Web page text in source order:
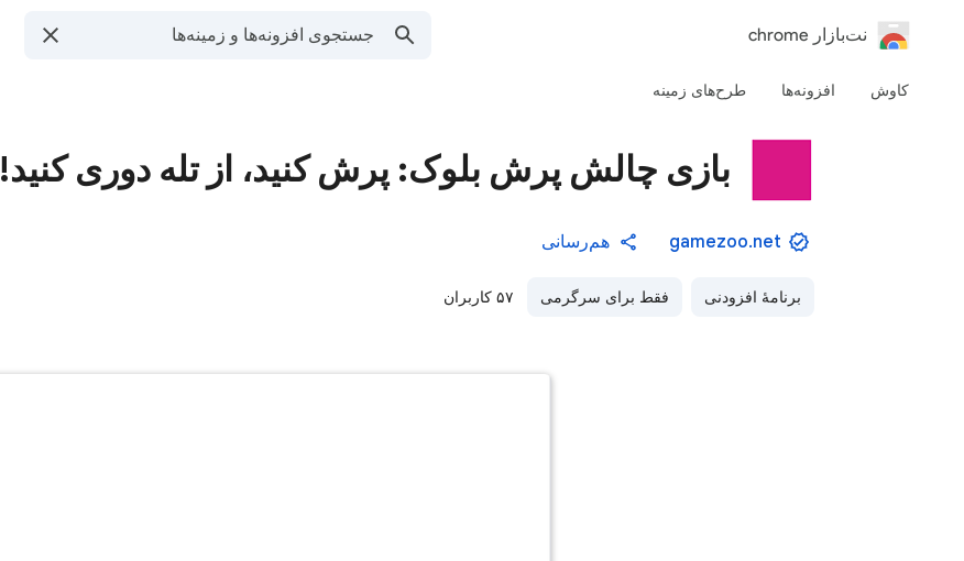
‏نت‌بازار chrome
کاوش افزونه‌ها طرح‌های زمینه
بازی چالش پرش بلوک: پرش کنید، از تله دوری کنید!
gamezoo.net هم‌رسانی
برنامهٔ افزودنی فقط برای سرگرمی ۵۷ کاربران